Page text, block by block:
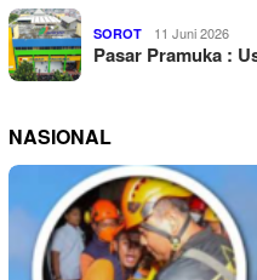
SOROT 11 Juni 2026
Pasar Pramuka :
NASIONAL